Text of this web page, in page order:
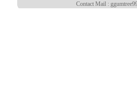
Contact Mail :